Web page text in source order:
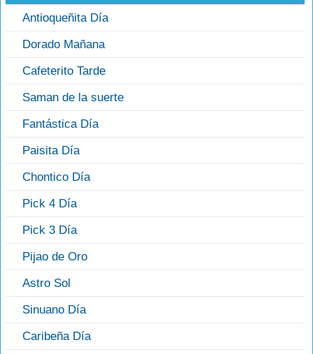
Antioqueñita Día
Dorado Mañana
Cafeterito Tarde
Saman de la suerte
Fantástica Día
Paisita Día
Chontico Día
Pick 4 Día
Pick 3 Día
Pijao de Oro
Astro Sol
Sinuano Día
Caribeña Día